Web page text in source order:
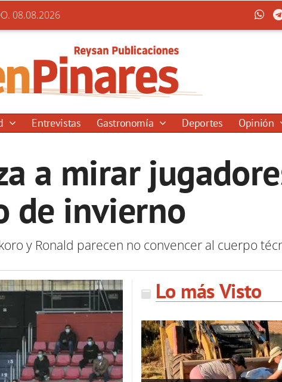
08.08.2026
Entrevistas Gastronomía Deportes Opinión
a mirar
de invierno
y Ronald parecen no convencer al cuerpo
Lo más Visto